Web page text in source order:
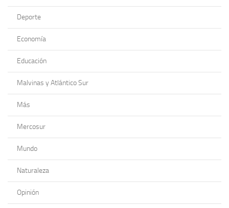
Deporte
Economía
Educación
Malvinas y Atlántico Sur
Más
Mercosur
Mundo
Naturaleza
Opinión